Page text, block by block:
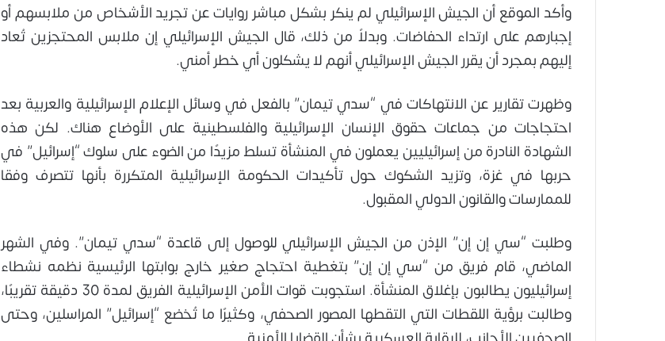
وأكد الموقع أن الجيش الإسرائيلي لم ينكر بشكل مباشر روايات عن تجريد الأشخاص من ملابسهم أو
إجبارهم على ارتداء الحفاضات. وبدلاً من ذلك، قال الجيش الإسرائيلي إن ملابس المحتجزين تُعاد
إليهم بمجرد أن يقرر الجيش الإسرائيلي أنهم لا يشكلون أي خطر أمني.
وظهرت تقارير عن الانتهاكات في “سدي تيمان” بالفعل في وسائل الإعلام الإسرائيلية والعربية بعد
احتجاجات من جماعات حقوق الإنسان الإسرائيلية والفلسطينية على الأوضاع هناك. لكن هذه
الشهادة النادرة من إسرائيليين يعملون في المنشأة تسلط مزيدًا من الضوء على سلوك “إسرائيل” في
حربها في غزة، وتزيد الشكوك حول تأكيدات الحكومة الإسرائيلية المتكررة بأنها تتصرف وفقا
للممارسات والقانون الدولي المقبول.
وطلبت “سي إن إن” الإذن من الجيش الإسرائيلي للوصول إلى قاعدة “سدي تيمان”. وفي الشهر
الماضي، قام فريق من “سي إن إن” بتغطية احتجاج صغير خارج بوابتها الرئيسية نظمه نشطاء
إسرائيليون يطالبون بإغلاق المنشأة. استجوبت قوات الأمن الإسرائيلية الفريق لمدة 30 دقيقة تقريبًا،
وطالبت برؤية اللقطات التي التقطها المصور الصحفي، وكثيرًا ما تُخضع “إسرائيل” المراسلين، وحتى